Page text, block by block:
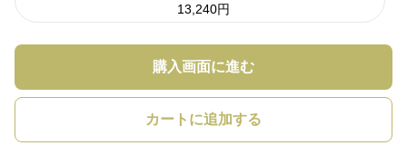
13,240円
購入画面に進む
カートに追加する